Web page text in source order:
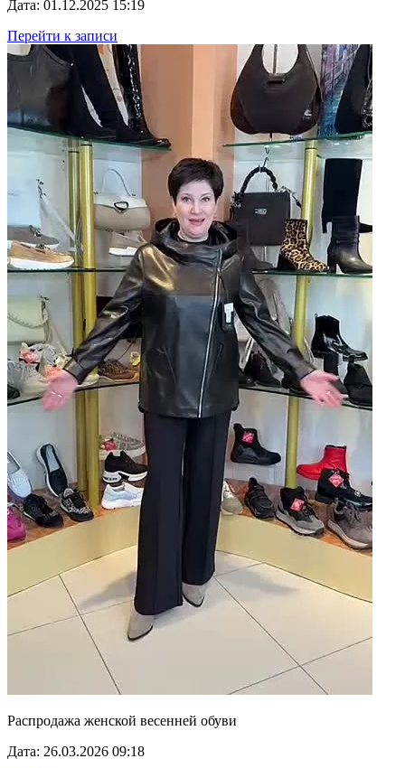
Дата: 01.12.2025 15:19
Перейти к записи
Распродажа женской весенней обуви
Дата: 26.03.2026 09:18